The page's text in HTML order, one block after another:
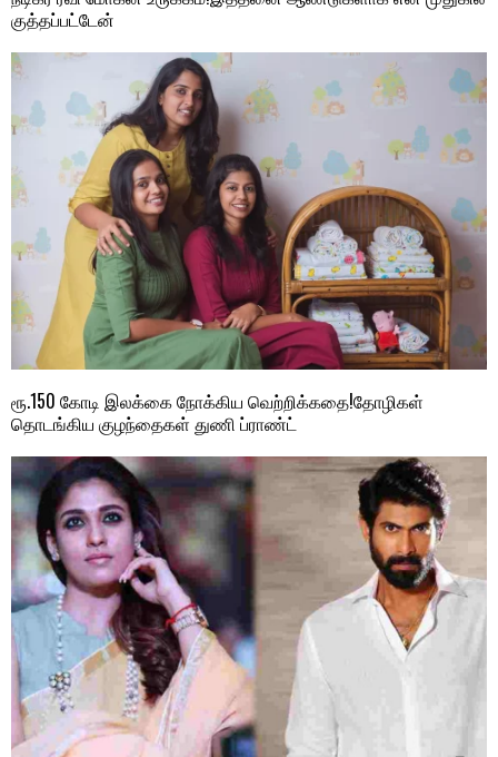
குத்தப்பட்டேன்
ரூ.150 கோடி இலக்கை நோக்கிய வெற்றிக்கதை!தோழிகள்
தொடங்கிய குழந்தைகள் துணி ப்ராண்ட்